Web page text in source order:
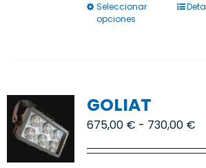
Seleccionar
opciones
Este
GOLIAT
675,00 € - 730,00 €